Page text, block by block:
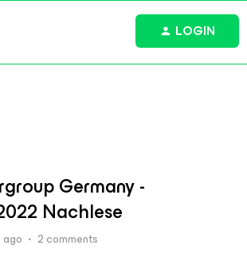
LOGIN
Germany -
Nachlese
ago 2 comments